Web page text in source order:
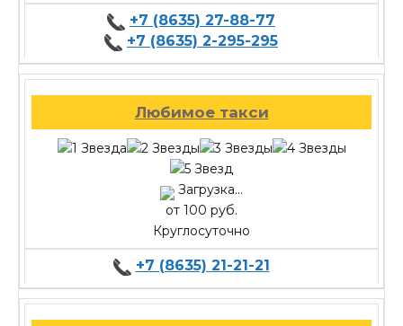
+7 (8635) 27-88-77
+7 (8635) 2-295-295
Любимое такси
Загрузка...
от 100 руб.
Круглосуточно
+7 (8635) 21-21-21